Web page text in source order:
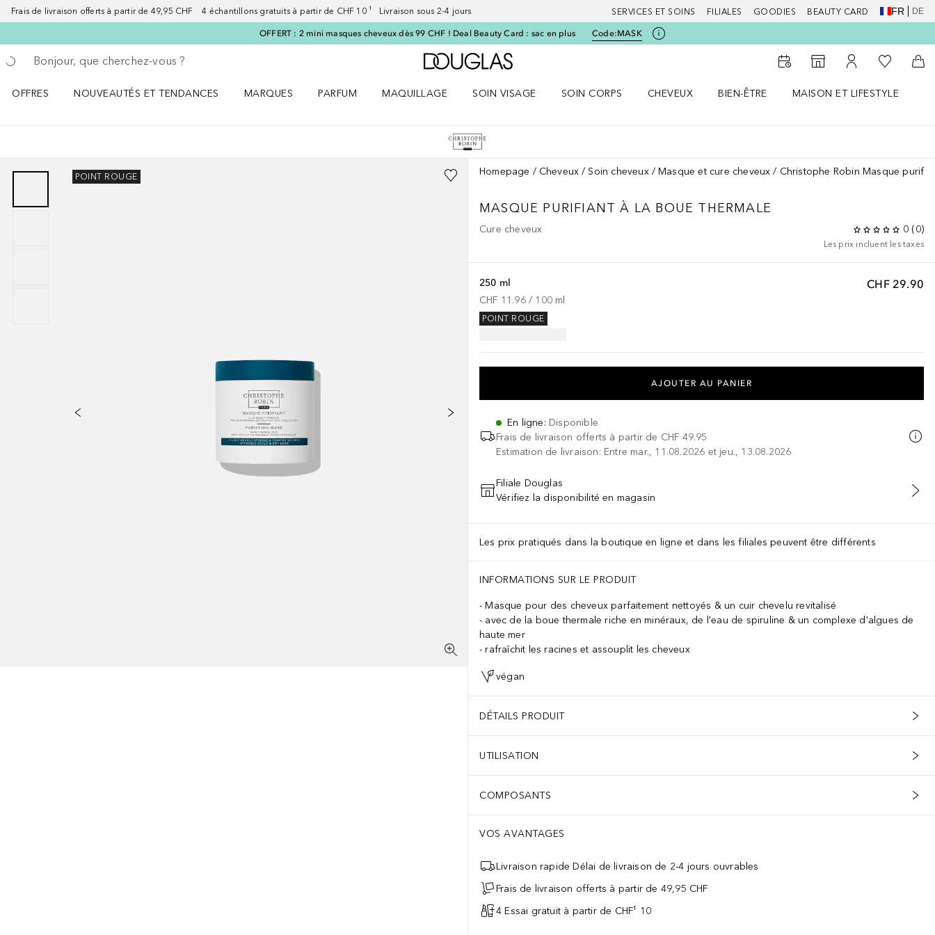
Frais de livraison offerts à partir de 49,95 CHF 4 échantillons gratuits à partir de CHF 10 ¹ Livraison sous 2-4 jours SERVICES ET SOINS FILIALES GOODIES BEAUTY CARD FR DE
OFFERT : 2 mini masques cheveux dès 99 CHF ! Deal Beauty Card : sac en plus Code:MASK
Retourner
Exécuter la recherche
Vers l'accueil Douglas
Vers le Storefinder
Vers Mon Compte
Vers Ma
OFFRES
NOUVEAUTÉS ET TENDANCES
MARQUES
PARFUM
MAQUILLAGE
SOIN VISAGE
SOIN CORPS
CHEVEUX
BIEN-ÊTRE
MAISON ET LIFESTYLE
POINT ROUGE Homepage Cheveux Soin cheveux Masque et cure cheveux Christophe Robin Masque
MASQUE PURIFIANT À LA BOUE THERMALE
Cure cheveux 0 (0)
Les prix incluent les taxes
CHF 29.90
250 ml
CHF 11.96 / 100 ml
POINT ROUGE
AJOUTER AU PANIER
En ligne: Disponible
Frais de livraison offerts à partir de CHF 49.95
Estimation de livraison: Entre mar., 11.08.2026 et jeu., 13.08.2026
Filiale Douglas
Vérifiez la disponibilité en magasin
Les prix pratiqués dans la boutique en ligne et dans les filiales peuvent être différents
INFORMATIONS SUR LE PRODUIT
Masque pour des cheveux parfaitement nettoyés & un cuir chevelu revitalisé
avec de la boue thermale riche en minéraux, de l'eau de spiruline & un complexe d'algues de
haute mer
rafraîchit les racines et assouplit les cheveux
végan
DÉTAILS PRODUIT
UTILISATION
COMPOSANTS
VOS AVANTAGES
Livraison rapide Délai de livraison de 2-4 jours ouvrables
Frais de livraison offerts à partir de 49,95 CHF
4 Essai gratuit à partir de CHF¹ 10